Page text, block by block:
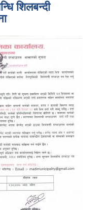
शिलबन्दी